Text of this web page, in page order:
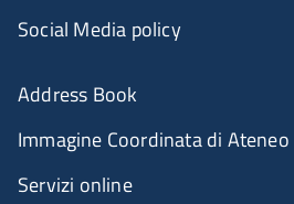
Social Media policy
Address Book
Immagine Coordinata di Ateneo
Servizi online